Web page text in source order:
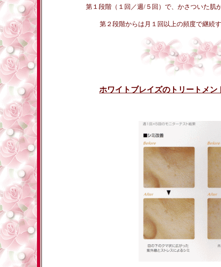
第１段階（１回／週/５回）で、かさついた肌
第２段階からは月１回以上の頻度で継続
ホワイトブレイズのトリートメ